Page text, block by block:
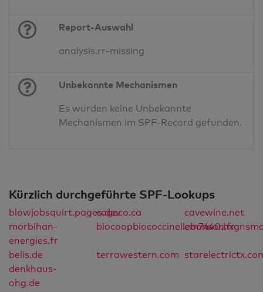
Report-Auswahl
analysis.rr-missing
Unbekannte Mechanismen
Es wurden keine Unbekannte
Mechanismen im SPF-Record gefunden.
Kürzlich durchgeführte SPF-Lookups
blowjobsquirt.pages.dev
cogeco.ca
cavewine.net
morbihan-
energies.fr
biocoopbiococcinellebonson.fr
belis.de terrawestern.com
denkhaus-
ohg.de